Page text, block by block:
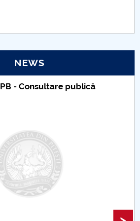
studies
studenții cu dizabilități
NEWS
- Consultare publică